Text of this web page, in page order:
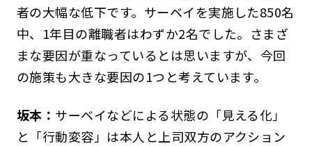
者の大幅な低下です。サーベイを実施した850名
中、1年目の離職者はわずか2名でした。さまざ
まな要因が重なっているとは思いますが、今回
の施策も大きな要因の1つと考えています。
坂本： サーベイなどによる状態の「見える化」
と「行動変容」は本人と上司双方のアクション